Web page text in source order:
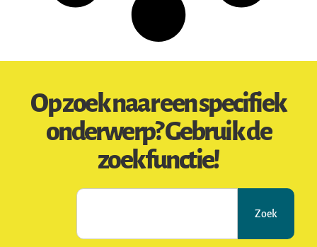
Op zoek naar een specifiek
onderwerp? Gebruik de
zoekfunctie!
Zoek